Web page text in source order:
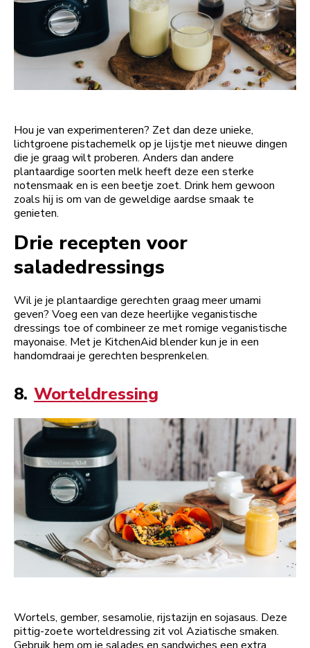
Hou je van experimenteren? Zet dan deze unieke,
lichtgroene pistachemelk op je lijstje met nieuwe dingen
die je graag wilt proberen. Anders dan andere
plantaardige soorten melk heeft deze een sterke
notensmaak en is een beetje zoet. Drink hem gewoon
zoals hij is om van de geweldige aardse smaak te
genieten.
Drie recepten voor
saladedressings
Wil je je plantaardige gerechten graag meer umami
geven? Voeg een van deze heerlijke veganistische
dressings toe of combineer ze met romige veganistische
mayonaise. Met je KitchenAid blender kun je in een
handomdraai je gerechten besprenkelen.
8. Worteldressing
Wortels, gember, sesamolie, rijstazijn en sojasaus. Deze
pittig-zoete worteldressing zit vol Aziatische smaken.